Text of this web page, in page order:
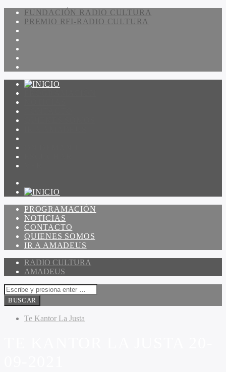
FUNDACIÓN RADIO CULTURA
PREMIO RFI-RADIO CULTURA
PROGRAMACIÓN
NOTICIAS
CONTACTO
QUIENES SOMOS
IR A AMADEUS
RADIO CULTURA
AMADEUS
Te Kantor La Justa